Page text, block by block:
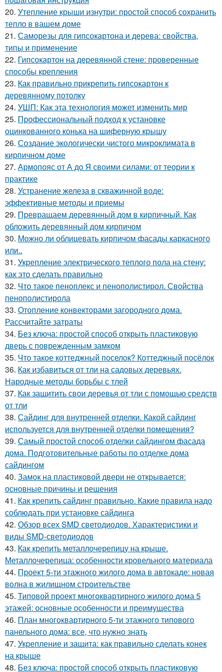
20. Утепление крыши изнутри: простой способ сохранить
тепло в вашем доме
21. Саморезы для гипсокартона и дерева: свойства,
типы и применение
22. Гипсокартон на деревянной стене: проверенные
способы крепления
23. Как правильно прикрепить гипсокартон к
деревянному потолку
24. УШП: Как эта технология может изменить мир
25. Профессиональный подход к установке
оцинкованного конька на шиферную крышу
26. Создание экологически чистого микроклимата в
кирпичном доме
27. Армопояс от А до Я своими силами: от теории к
практике
28. Устранение железа в скважинной воде:
эффективные методы и приемы
29. Превращаем деревянный дом в кирпичный. Как
обложить деревянный дом кирпичом
30. Можно ли облицевать кирпичом фасады каркасного
или..
31. Укрепление электрического теплого пола на стену:
как это сделать правильно
32. Что такое пеноплекс и пенополистирол. Свойства
пенополистирола
33. Отопление конвекторами загородного дома.
Рассчитайте затраты
34. Без ключа: простой способ открыть пластиковую
дверь с поврежденным замком
35. Что такое коттеджный поселок? Коттеджный посёлок
36. Как избавиться от тли на садовых деревьях.
Народные методы борьбы с тлей
37. Как защитить свои деревья от тли с помощью средств
от тли
38. Сайдинг для внутренней отделки. Какой сайдинг
используется для внутренней отделки помещения?
39. Самый простой способ отделки сайдингом фасада
дома. Подготовительные работы по отделке дома
сайдингом
40. Замок на пластиковой двери не открывается:
основные причины и решения
41. Как крепить сайдинг правильно. Какие правила надо
соблюдать при установке сайдинга
42. Обзор всех SMD светодиодов. Характеристики и
виды SMD-светодиодов
43. Как крепить металлочерепицу на крыше.
Металлочерепица: особенности кровельного материала
44. Проект 5-ти этажного жилого дома в автокаде: новая
волна в жилищном строительстве
45. Типовой проект многоквартирного жилого дома 5
этажей: основные особенности и преимущества
46. План многоквартирного 5-ти этажного типового
панельного дома: все, что нужно знать
47. Укрепление и защита: как правильно сделать конек
на крыше
48. Без ключа: простой способ открыть пластиковую